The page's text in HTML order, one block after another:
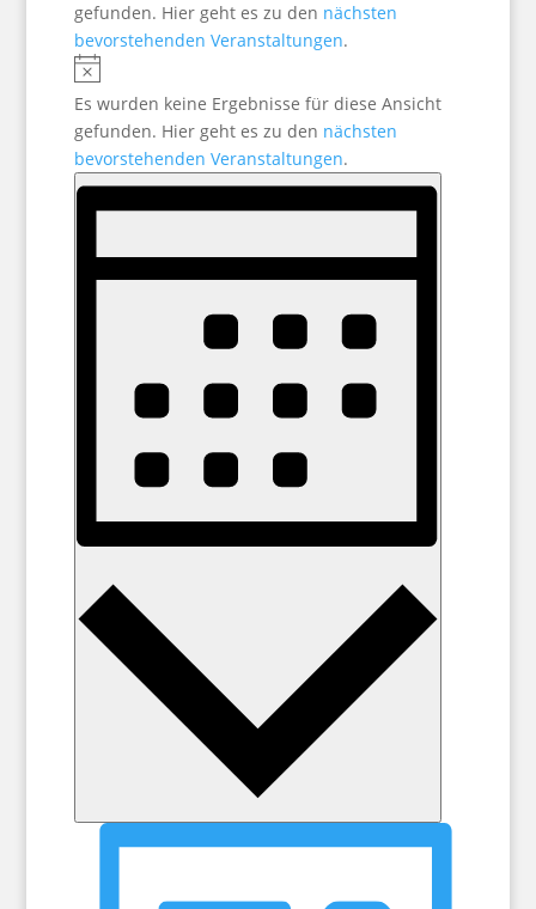
gefunden. Hier geht es zu den nächsten
bevorstehenden Veranstaltungen.
Es wurden keine Ergebnisse für diese Ansicht
gefunden. Hier geht es zu den nächsten
bevorstehenden Veranstaltungen.
Ansichten-
Navigation
Veranstaltung
Ansichten-